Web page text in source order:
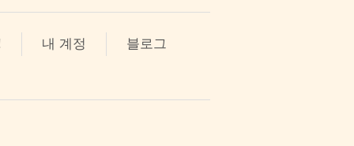
내 계정 블로그